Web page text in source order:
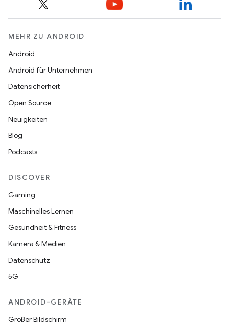
MEHR ZU ANDROID
Android
Android für Unternehmen
Datensicherheit
Open Source
Neuigkeiten
Blog
Podcasts
DISCOVER
Gaming
Maschinelles Lernen
Gesundheit & Fitness
Kamera & Medien
Datenschutz
5G
ANDROID-GERÄTE
Großer Bildschirm